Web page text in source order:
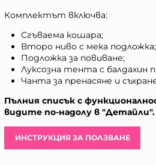
Комплектът включва:
Сгъваема кошара;
Второ ниво с мека подложка;
Подложка за повиване;
Луксозна тента с балдахин
Чанта за пренасяне и
Пълния списък с
видите по-надолу в "Детайли".
ИНСТРУКЦИЯ ЗА ПОЛЗВАНЕ